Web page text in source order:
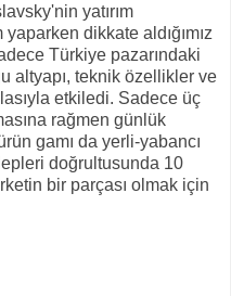
yatırım
dikkate aldığımız
Türkiye pazarındaki
altyapı, teknik özellikler ve
etkiledi. Sadece üç
rağmen günlük
gamı da yerli-yabancı
doğrultusunda 10
bir parçası olmak için